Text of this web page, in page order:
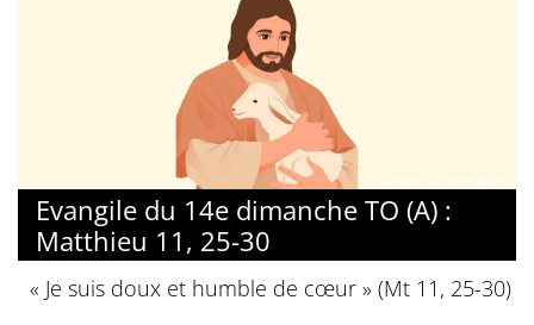
© Canva - Libre de droits
Evangile du 14e dimanche TO (A) :
Matthieu 11, 25-30
« Je suis doux et humble de cœur » (Mt 11, 25-30)